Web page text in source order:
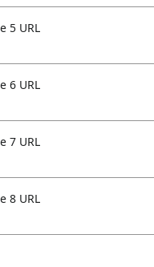
5 URL
6 URL
7 URL
8 URL